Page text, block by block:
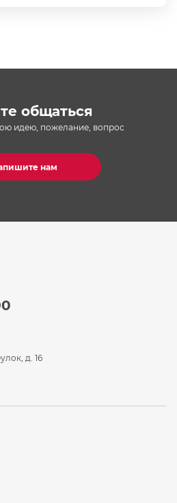
общаться
идею, пожелание, вопрос
нам
д. 16